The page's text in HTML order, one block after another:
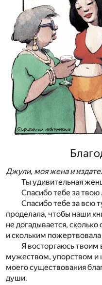
Джули, моя жена и
Ты удивительная
Спасибо тебе за
Спасибо тебе за всю
проделала, чтобы наши
не догадывается,
и скольким
Я восторгаюсь твоим
мужеством, упорством
моего существования
души.